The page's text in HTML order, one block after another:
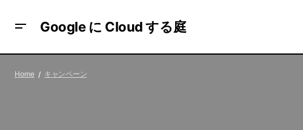
Google に Cloud する庭
Gaming 2021
Home キャンペーン